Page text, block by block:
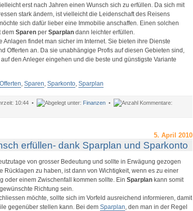
erst nach Jahren einen Wunsch sich zu erfüllen. Da sich mit
stark ändern, ist vielleicht die Leidenschaft des Reisens
sich dafür lieber eine Immobilie anschaffen. Einen solchen
dem Sparen per Sparplan dann leichter erfüllen.
Anlagen findet man sicher im Internet. Sie bieten ihre Dienste
Offerten an. Da sie unabhängige Profis auf diesen Gebieten sind,
den Anleger eingehen und die beste und günstigste Variante
Offerten, Sparen, Sparkonto, Sparplan
10:44 • Finanzen•
5. April 2010
erfüllen- dank Sparplan und Sparkonto
von grosser Bedeutung und sollte in Erwägung gezogen
Rücklagen zu haben, ist dann von Wichtigkeit, wenn es zu einer
oder einem Zwischenfall kommen sollte. Ein Sparplankann somit
Richtung sein.
möchte, sollte sich im Vorfeld ausreichend informieren, damit
gegenüber stellen kann. Bei dem Sparplan, den man in der Regel